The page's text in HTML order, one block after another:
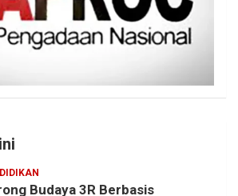
Budaya 3R Berbasis